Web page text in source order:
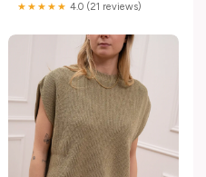
★★★★★ 4.0 (21 reviews)